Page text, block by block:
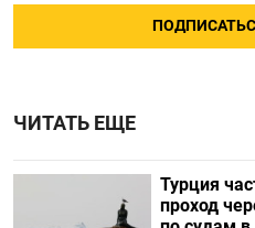
ЧИТАТЬ ЕЩЕ
Турция
проход